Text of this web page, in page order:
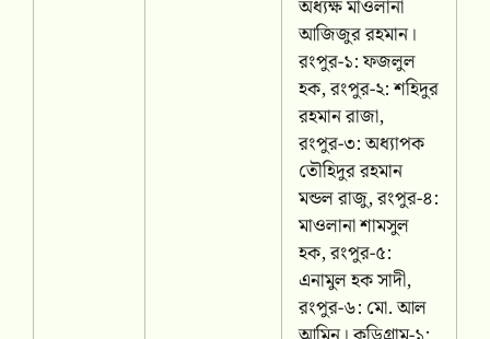
অধ্যক্ষ মাওলানা
আজিজুর রহমান।
রংপুর-১: ফজলুল
হক, রংপুর-২: শহিদুর
রহমান রাজা,
রংপুর-৩: অধ্যাপক
তৌহিদুর রহমান
মন্ডল রাজু, রংপুর-৪:
মাওলানা শামসুল
হক, রংপুর-৫:
এনামুল হক সাদী,
রংপুর-৬: মো. আল